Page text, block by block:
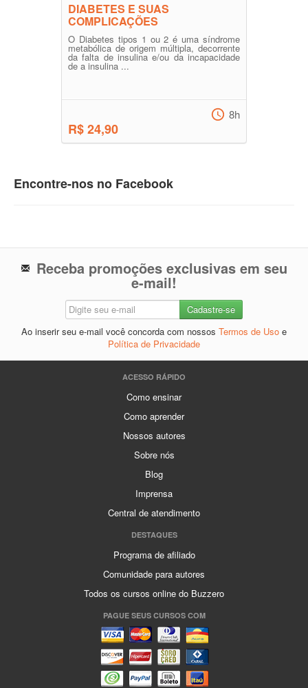
DIABETES E SUAS
COMPLICAÇÕES
O Diabetes tipos 1 ou 2 é uma síndrome
metabólica de origem múltipla, decorrente
da falta de insulina e/ou da incapacidade
de a insulina ...
R$ 24,90
8h
Encontre-nos no Facebook
Receba promoções exclusivas em seu
e-mail!
Ao inserir seu e-mail você concorda com nossos Termos de Uso e
Política de Privacidade
ACESSO RÁPIDO
Como ensinar
Como aprender
Nossos autores
Sobre nós
Blog
Imprensa
Central de atendimento
DESTAQUES
Programa de afiliado
Comunidade para autores
Todos os cursos online do Buzzero
PAGUE SEUS CURSOS COM